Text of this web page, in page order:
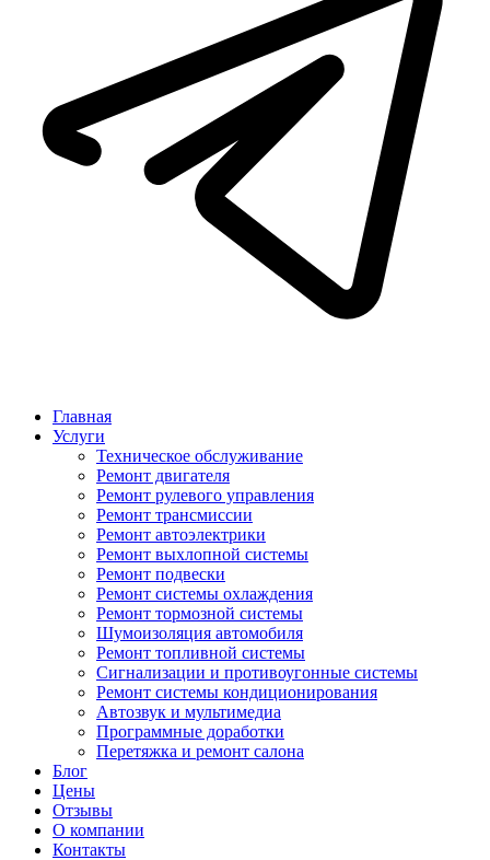
Главная
Услуги
Техническое обслуживание
Ремонт двигателя
Ремонт рулевого управления
Ремонт трансмиссии
Ремонт автоэлектрики
Ремонт выхлопной системы
Ремонт подвески
Ремонт системы охлаждения
Ремонт тормозной системы
Шумоизоляция автомобиля
Ремонт топливной системы
Сигнализации и противоугонные системы
Ремонт системы кондиционирования
Автозвук и мультимедиа
Программные доработки
Перетяжка и ремонт салона
Блог
Цены
Отзывы
О компании
Контакты